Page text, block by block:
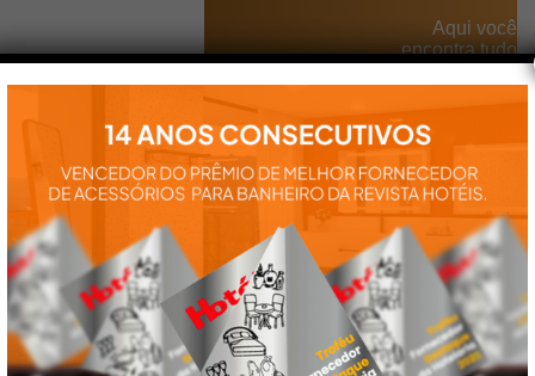
Aqui você
encontra tudo
manuais,
vídeos,
catálogos e
tudo mais que
precisa.